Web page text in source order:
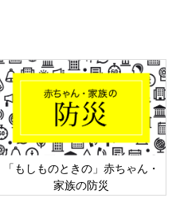
「もしものときの」赤ちゃん・
家族の防災